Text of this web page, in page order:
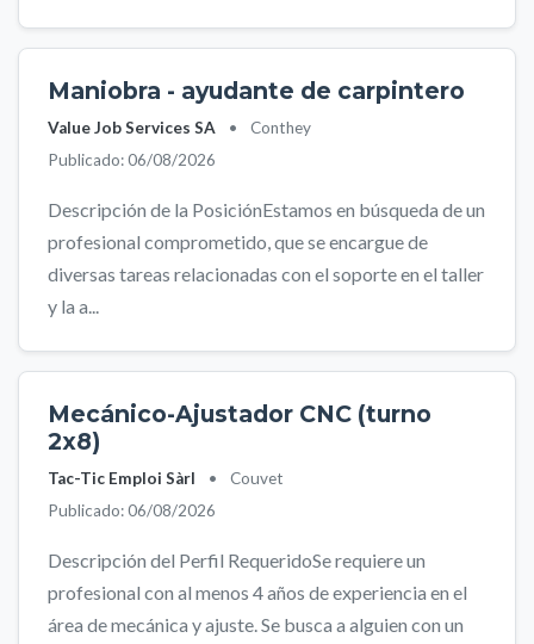
Maniobra - ayudante de carpintero
Value Job Services SA •
Conthey
Publicado: 06/08/2026
Descripción de la PosiciónEstamos en búsqueda de un
profesional comprometido, que se encargue de
diversas tareas relacionadas con el soporte en el taller
y la a...
Mecánico-Ajustador CNC (turno
2x8)
Tac-Tic Emploi Sàrl •
Couvet
Publicado: 06/08/2026
Descripción del Perfil RequeridoSe requiere un
profesional con al menos 4 años de experiencia en el
área de mecánica y ajuste. Se busca a alguien con un